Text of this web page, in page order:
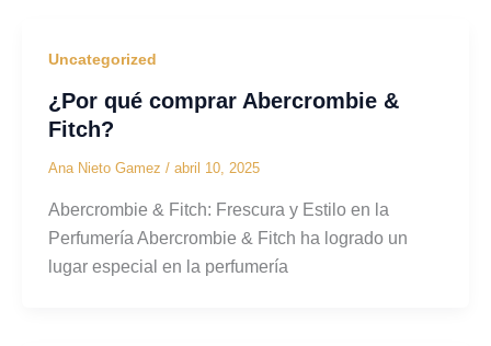
Uncategorized
¿Por qué comprar Abercrombie &
Fitch?
Ana Nieto Gamez / abril 10, 2025
Abercrombie & Fitch: Frescura y Estilo en la
Perfumería Abercrombie & Fitch ha logrado un
lugar especial en la perfumería